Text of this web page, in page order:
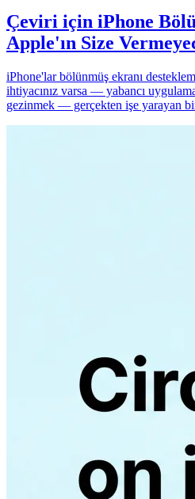
Çeviri için iPhone
Apple'ın Size
iPhone'lar bölünmüş ekranı
ihtiyacınız varsa — yabancı
gezinmek — gerçekten işe yarayan